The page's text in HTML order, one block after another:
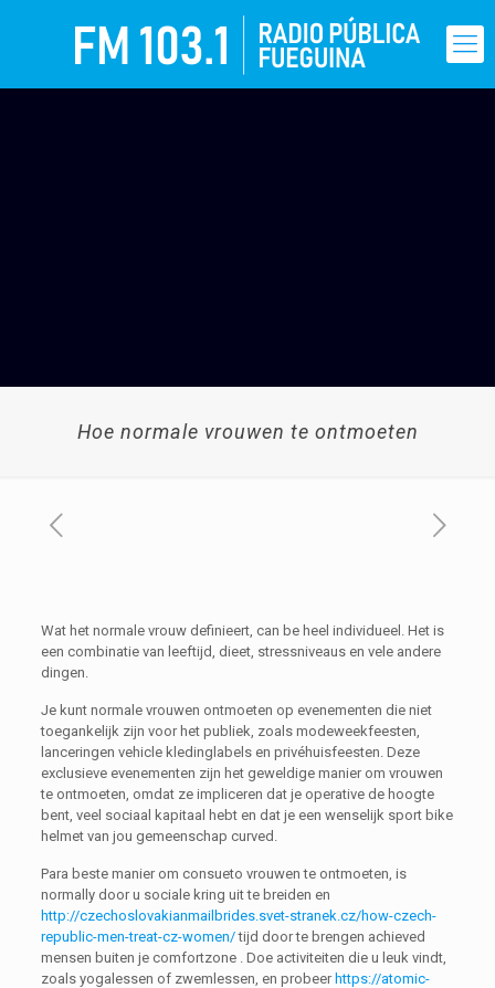
Hoe normale vrouwen te ontmoeten
Wat het normale vrouw definieert, can be heel individueel. Het is
een combinatie van leeftijd, dieet, stressniveaus en vele andere
dingen.
Je kunt normale vrouwen ontmoeten op evenementen die niet
toegankelijk zijn voor het publiek, zoals modeweekfeesten,
lanceringen vehicle kledinglabels en privéhuisfeesten. Deze
exclusieve evenementen zijn het geweldige manier om vrouwen
te ontmoeten, omdat ze impliceren dat je operative de hoogte
bent, veel sociaal kapitaal hebt en dat je een wenselijk sport bike
helmet van jou gemeenschap curved.
Para beste manier om consueto vrouwen te ontmoeten, is
normally door u sociale kring uit te breiden en
http://czechoslovakianmailbrides.svet-stranek.cz/how-czech-
republic-men-treat-cz-women/tijd door te brengen achieved
mensen buiten je comfortzone . Doe activiteiten die u leuk vindt,
zoals yogalessen of zwemlessen, en probeer https://atomic-